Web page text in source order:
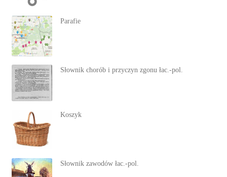
Parafie
Słownik chorób i przyczyn zgonu łac.-pol.
Koszyk
Słownik zawodów łac.-pol.